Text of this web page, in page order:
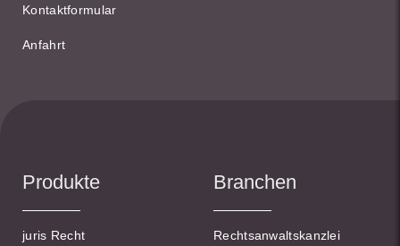
Kontaktformular
Anfahrt
Produkte
juris Recht
Branchen
Rechtsanwaltskanzlei